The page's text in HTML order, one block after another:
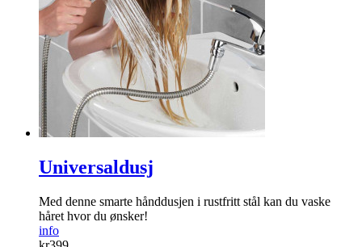
Universaldusj
Med denne smarte hånddusjen i rustfritt stål kan du vaske
håret hvor du ønsker!
info